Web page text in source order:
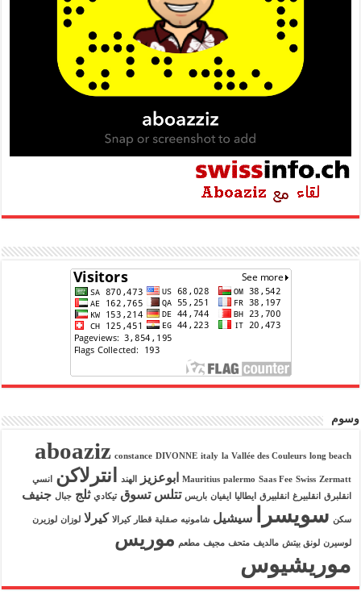
وسوم
aboaziz constance DIVONNE italy la Vallée des Couleurs long beach
Mauritius palermo Saas Fee Swiss Zermatt ابوعزيز الهند انترلاكن
انسي
انقلبرق
انقلبيرغ انقلبيرق ايطاليا ايفيان باريس تتلس تسوق تيكادي ثلج جبال جنيف
سكن سويسرا سيشيل شامونيه صقلية قطار كيرالا كيرلا لوزان لوزيرن
لوسيرن لونق بيتش مالديف متحف مجيف مطعم موريس
موريشيوس